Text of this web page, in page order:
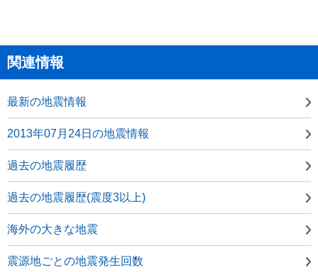
関連情報
最新の地震情報
2013年07月24日の地震情報
過去の地震履歴
過去の地震履歴(震度3以上)
海外の大きな地震
震源地ごとの地震発生回数